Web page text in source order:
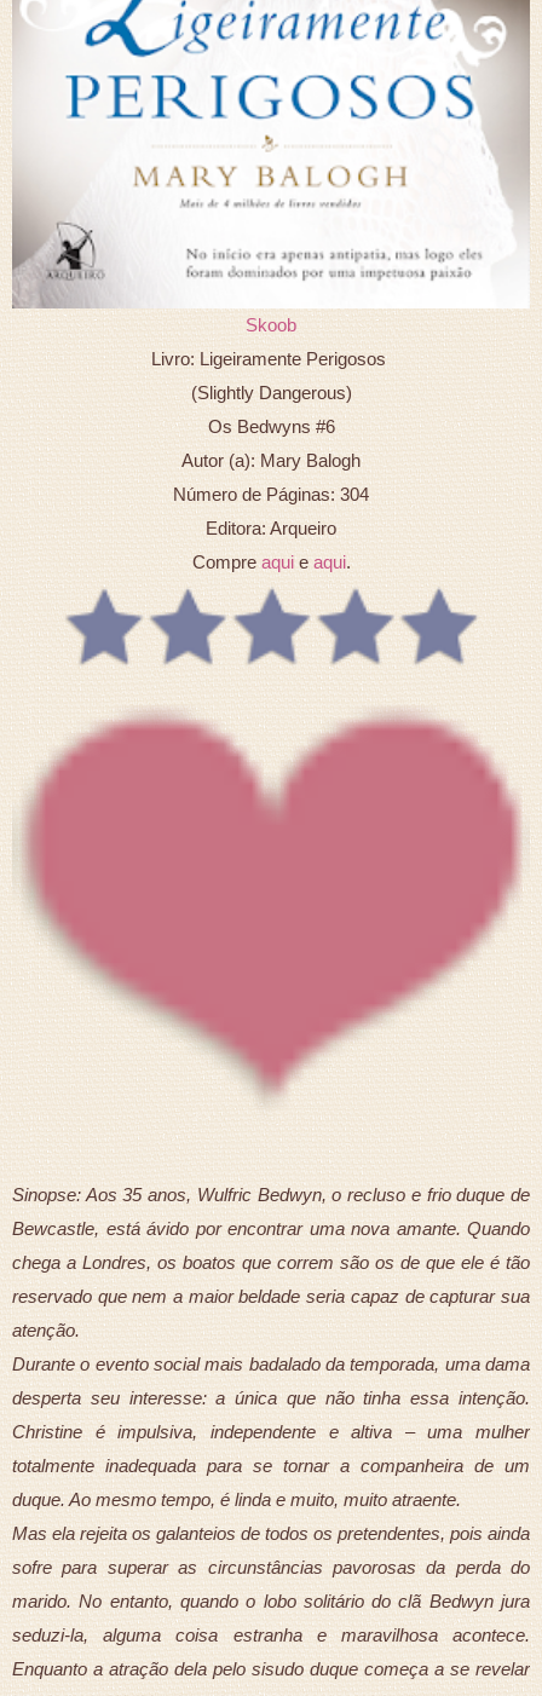
Skoob
Livro: Ligeiramente Perigosos
(Slightly Dangerous)
Os Bedwyns #6
Autor (a): Mary Balogh
Número de Páginas: 304
Editora: Arqueiro
Compreaquie aqui.
Sinopse: Aos 35 anos, Wulfric Bedwyn, o recluso e frio duque de
Bewcastle, está ávido por encontrar uma nova amante. Quando
chega a Londres, os boatos que correm são os de que ele é tão
reservado que nem a maior beldade seria capaz de capturar sua
atenção.
Durante o evento social mais badalado da temporada, uma dama
desperta seu interesse: a única que não tinha essa intenção.
Christine é impulsiva, independente e altiva – uma mulher
totalmente inadequada para se tornar a companheira de um
duque. Ao mesmo tempo, é linda e muito, muito atraente.
Mas ela rejeita os galanteios de todos os pretendentes, pois ainda
sofre para superar as circunstâncias pavorosas da perda do
marido. No entanto, quando o lobo solitário do clã Bedwyn jura
seduzi-la, alguma coisa estranha e maravilhosa acontece.
Enquanto a atração dela pelo sisudo duque começa a se revelar